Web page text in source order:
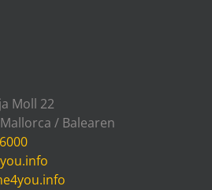
Moll 22
/ Balearen